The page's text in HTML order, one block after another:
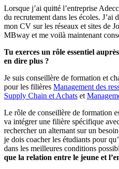
Lorsque j’ai quitté l’entreprise
du recrutement dans les écoles. J’ai
mon CV sur les réseaux et sites de
MBway et me voilà maintenant
Tu exerces un rôle essentiel
en dire plus ?
Je suis conseillère de formation et
pour les filières Management des
Supply Chain et Achats et
Le rôle de conseillère de formation
va intégrer une filière spécifique
rechercher un alternant sur un
je dois coacher les étudiants pour
dans les meilleures conditions
que la relation entre le jeune et